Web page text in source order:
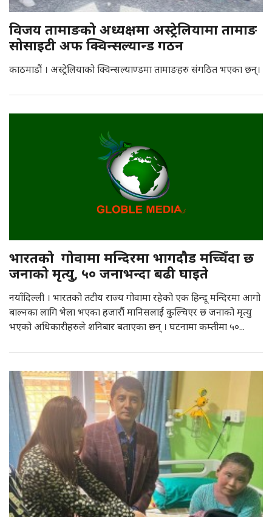
विजय तामाङको अध्यक्षमा अस्ट्रेलियामा तामाङ
सोसाइटी अफ क्विन्सल्यान्ड गठन
काठमाडौं । अस्ट्रेलियाको क्विन्सल्याण्डमा तामाङहरु संगठित भएका छन्।
भारतको गोवामा मन्दिरमा भागदौड मच्चिँदा छ
जनाको मृत्यु, ५० जनाभन्दा बढी घाइते
नयाँदिल्ली । भारतको तटीय राज्य गोवामा रहेको एक हिन्दू मन्दिरमा आगो
बाल्नका लागि भेला भएका हजारौं मानिसलाई कुल्चिएर छ जनाको मृत्यु
भएको अधिकारीहरुले शनिबार बताएका छन् । घटनामा कम्तीमा ५०...